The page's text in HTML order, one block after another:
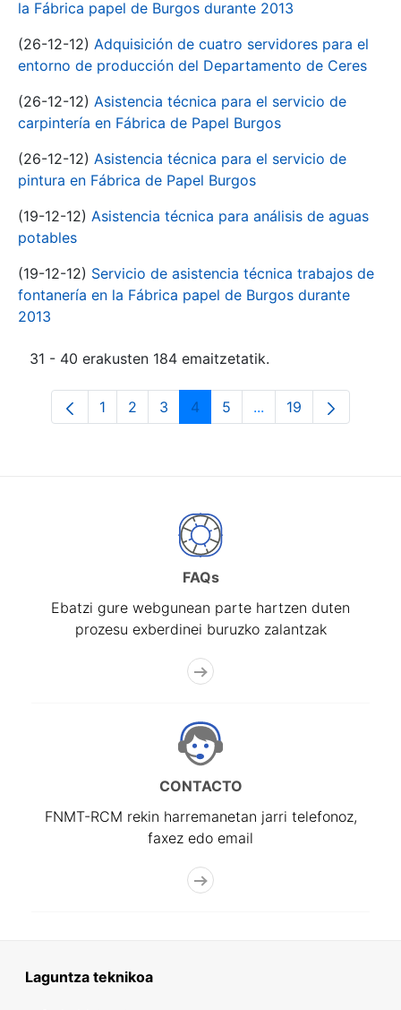
la Fábrica papel de Burgos durante 2013
(26-12-12) Adquisición de cuatro servidores para el
entorno de producción del Departamento de Ceres
(26-12-12) Asistencia técnica para el servicio de
carpintería en Fábrica de Papel Burgos
(26-12-12) Asistencia técnica para el servicio de
pintura en Fábrica de Papel Burgos
(19-12-12) Asistencia técnica para análisis de aguas
potables
(19-12-12) Servicio de asistencia técnica trabajos de
fontanería en la Fábrica papel de Burgos durante
2013
31 - 40 erakusten 184 emaitzetatik.
Orrialdea
1 Orrialdea
2 Orrialdea
3 Orrialdea
4 Orrialdea
5 ...Intermediate Pages
Orrialdea
19
FAQs
Ebatzi gure webgunean parte hartzen duten
prozesu exberdinei buruzko zalantzak
CONTACTO
FNMT-RCM rekin harremanetan jarri telefonoz,
faxez edo email
Laguntza teknikoa